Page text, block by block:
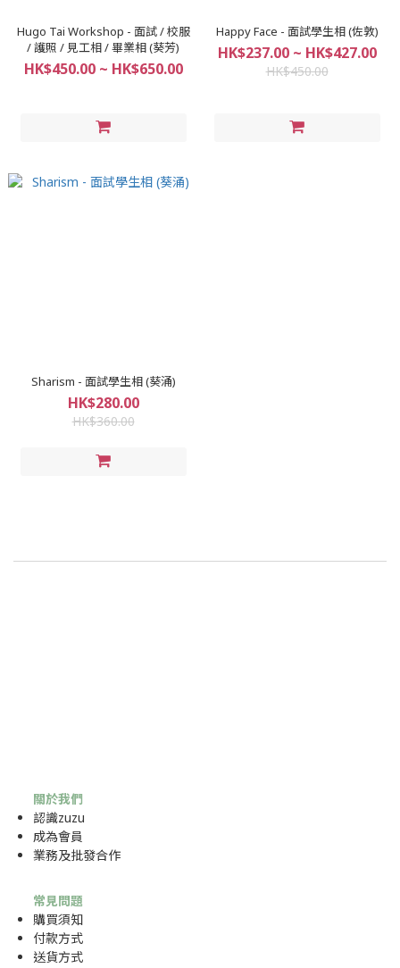
Hugo Tai Workshop - 面試 / 校服
/ 護照 / 見工相 / 畢業相 (葵芳)
HK$450.00 ~ HK$650.00
Happy Face - 面試學生相 (佐敦)
HK$237.00 ~ HK$427.00
HK$450.00
Sharism - 面試學生相 (葵涌)
HK$280.00
HK$360.00
關於我們
認識zuzu
成為會員
業務及批發合作
常見問題
購買須知
付款方式
送貨方式